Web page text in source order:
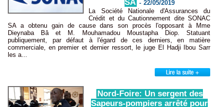
SA - 22/05/2019
La Société Nationale d'Assurances du
Crédit et du Cautionnement dite SONAC
SA a obtenu gain de cause dans son procès l'opposant à Mme
Dieynaba Bâ et M. Mouhamadou Moustapha Diop. Statuant
publiquement, par défaut à l'égard de ces derniers, en matière
commerciale, en premier et dernier ressort, le juge El Hadji Ibou Sarr
les a...
Nord-Foire: Un sergent des
Sapeurs-pompiers arrêté pour